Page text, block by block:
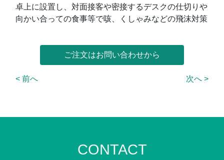
卓上に設置し、対面接客や密接するデスクの仕切りや
向かい合っての食事等で咳、くしゃみなどの飛沫対策
ご注文はお問い合わせから
< 前へ 次へ >
CONTACT